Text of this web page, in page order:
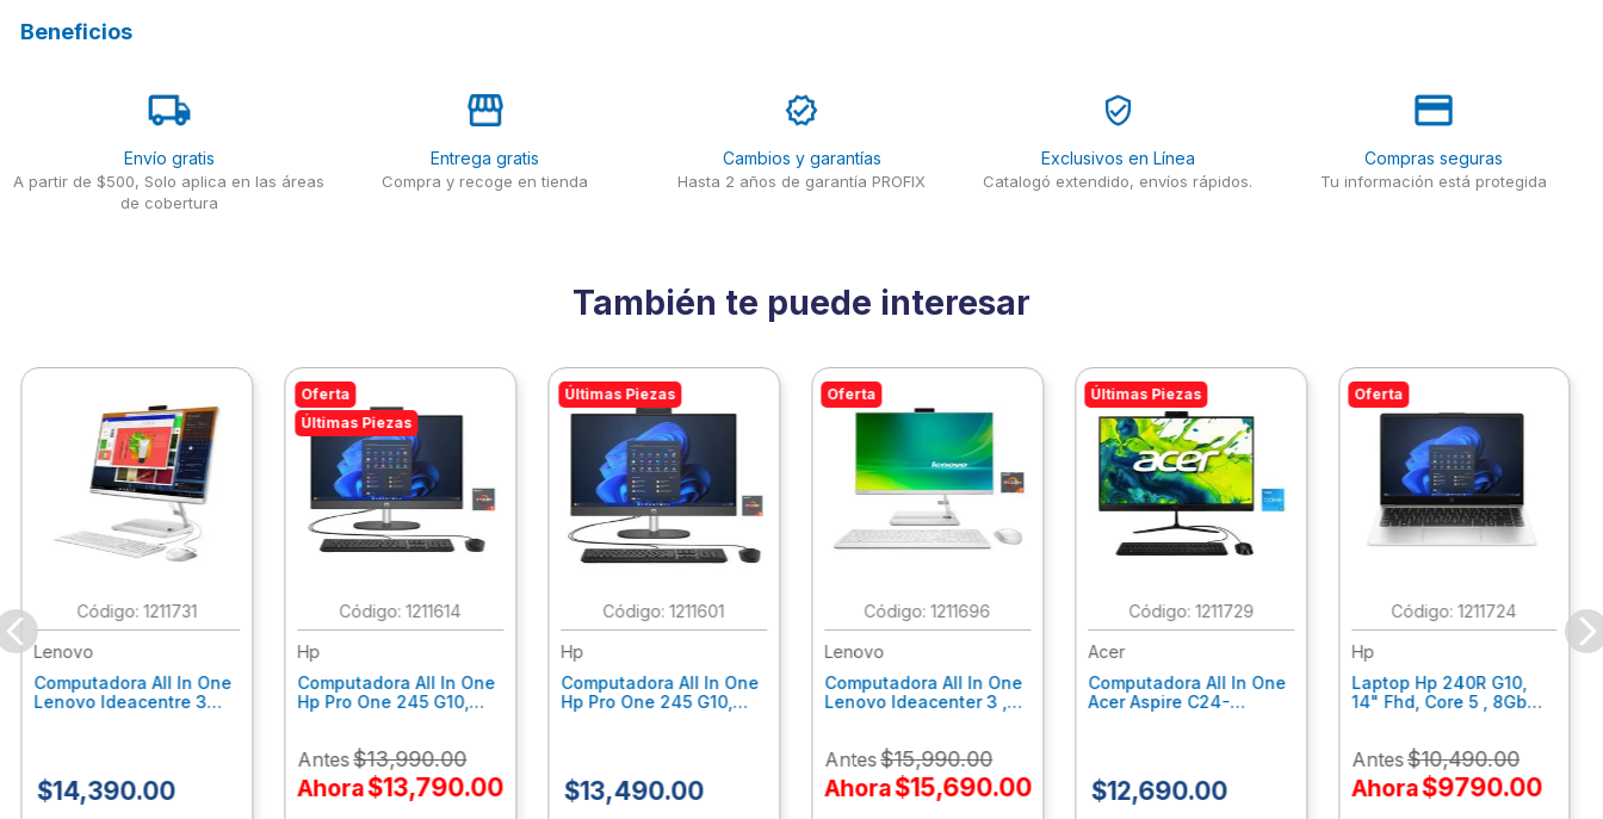
Beneficios
Envío gratis
A partir de $500, Solo aplica en las áreas
de cobertura
Entrega gratis
Compra y recoge en tienda
Cambios y garantías
Hasta 2 años de garantía PROFIX
Exclusivos en Línea
Catalogó extendido, envíos rápidos.
Compras seguras
Tu información está protegida
También te puede interesar
:1211731
Lenovo
Computadora All In One
Lenovo Ideacentre 3
F0G1014Ald
$14,390.00
Oferta
Últimas Piezas
:1211614
Hp
Computadora All In One
Hp Pro One 245 G10,
Fhd, Win11Home
9P7K6La
Antes$13,990.00
Ahora$13,790.00
Últimas Piezas
:1211601
Hp
Computadora All In One
Hp Pro One 245 G10,
9P7K5La
$13,490.00
Oferta
:1211696
Lenovo
Computadora All In One
Lenovo Ideacenter 3 ,
Fhd, Win11 Home
F0G1014Nld
Antes$15,990.00
Ahora$15,690.00
Últimas Piezas
: 1211729
Acer
Computadora All In One
Acer Aspire C24-
Dq.Bmjal.002
$12,690.00
Oferta
:1211724
Hp
Laptop Hp 240R G10,
14" Fhd, Core 5 , 8Gb
Antes$10,490.00
Ahora$9790.00